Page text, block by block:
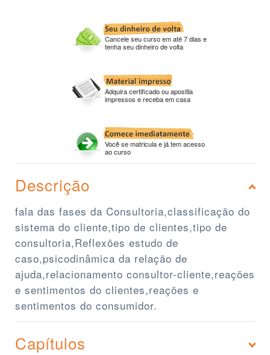
Cancele seu curso em até 7 dias e
tenha seu dinheiro de volta
Adquira certificado ou apostila
impressos e receba em casa
Você se matricula e já tem acesso
ao curso
Descrição
fala das fases da Consultoria,classificação do
sistema do cliente,tipo de clientes,tipo de
consultoria,Reflexões estudo de
caso,psicodinâmica da relação de
ajuda,relacionamento consultor-cliente,reações
e sentimentos do clientes,reações e
sentimentos do consumidor.
Capítulos